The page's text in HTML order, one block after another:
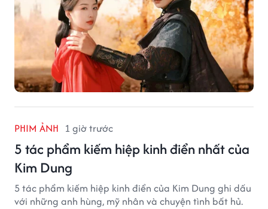
PHIM ẢNH 1 giờ trước
5 tác phẩm kiếm hiệp kinh điển nhất của
Kim Dung
5 tác phẩm kiếm hiệp kinh điển của Kim Dung ghi dấu
với những anh hùng, mỹ nhân và chuyện tình bất hủ.